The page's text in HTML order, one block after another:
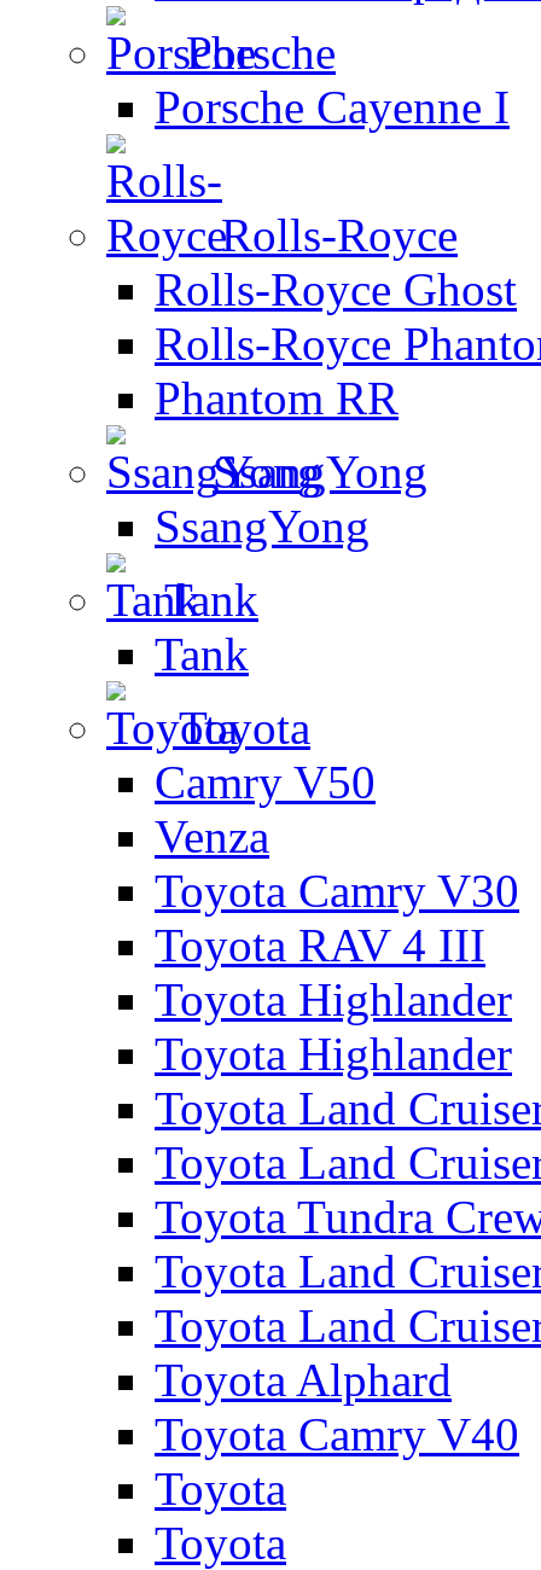
Porsche
Porsche Cayenne I
Rolls-Royce
Rolls-Royce Ghost
Rolls-Royce
Phantom RR
SsangYong
SsangYong
Tank
Tank
Toyota
Camry V50
Venza
Toyota Camry V30
Toyota RAV 4 III
Toyota Highlander
Toyota Highlander
Toyota Land
Toyota Land
Toyota Tundra
Toyota Land
Toyota Land
Toyota Alphard
Toyota Camry V40
Toyota
Toyota